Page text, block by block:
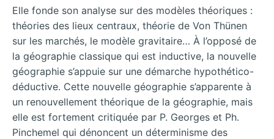
Elle fonde son analyse sur des modèles théoriques :
théories des lieux centraux, théorie de Von Thünen
sur les marchés, le modèle gravitaire… À l’opposé de
la géographie classique qui est inductive, la nouvelle
géographie s’appuie sur une démarche hypothético-
déductive. Cette nouvelle géographie s’apparente à
un renouvellement théorique de la géographie, mais
elle est fortement critiquée par P. Georges et Ph.
Pinchemel qui dénoncent un déterminisme des